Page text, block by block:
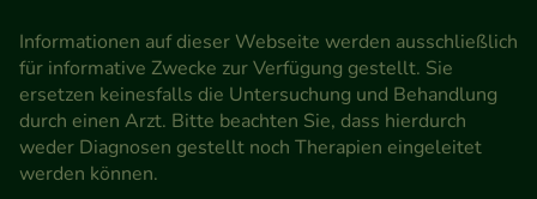
Informationen auf dieser Webseite werden ausschließlich
für informative Zwecke zur Verfügung gestellt. Sie
ersetzen keinesfalls die Untersuchung und Behandlung
durch einen Arzt. Bitte beachten Sie, dass hierdurch
weder Diagnosen gestellt noch Therapien eingeleitet
werden können.